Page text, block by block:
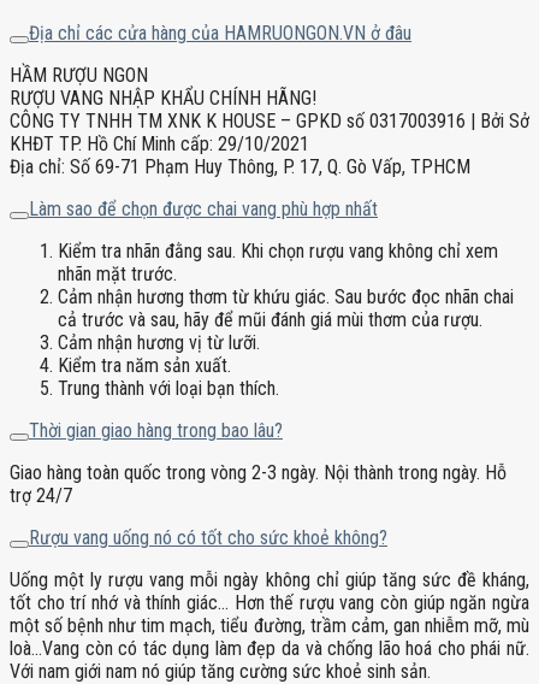
Địa chỉ các cửa hàng của HAMRUONGON.VN ở đâu
HẦM RƯỢU NGON
RƯỢU VANG NHẬP KHẨU CHÍNH HÃNG!
CÔNG TY TNHH TM XNK K HOUSE – GPKD số 0317003916 | Bởi Sở
KHĐT TP. Hồ Chí Minh cấp: 29/10/2021
Địa chỉ: Số 69-71 Phạm Huy Thông, P. 17, Q. Gò Vấp, TPHCM
Làm sao để chọn được chai vang phù hợp nhất
Kiểm tra nhãn đằng sau. Khi chọn rượu vang không chỉ xem
nhãn mặt trước.
Cảm nhận hương thơm từ khứu giác. Sau bước đọc nhãn chai
cả trước và sau, hãy để mũi đánh giá mùi thơm của rượu.
Cảm nhận hương vị từ lưỡi.
Kiểm tra năm sản xuất.
Trung thành với loại bạn thích.
Thời gian giao hàng trong bao lâu?
Giao hàng toàn quốc trong vòng 2-3 ngày. Nội thành trong ngày. Hỗ
trợ 24/7
Rượu vang uống nó có tốt cho sức khoẻ không?
Uống một ly rượu vang mỗi ngày không chỉ giúp tăng sức đề kháng,
tốt cho trí nhớ và thính giác… Hơn thế rượu vang còn giúp ngăn ngừa
một số bệnh như tim mạch, tiểu đường, trầm cảm, gan nhiễm mỡ, mù
loà…Vang còn có tác dụng làm đẹp da và chống lão hoá cho phái nữ.
Với nam giới nam nó giúp tăng cường sức khoẻ sinh sản.